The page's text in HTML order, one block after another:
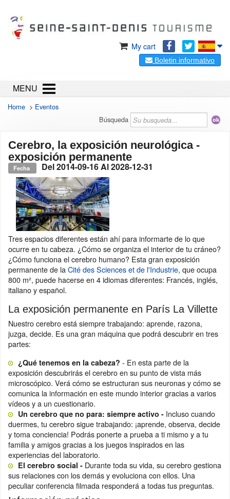
My cart
Boletin informativo
MENU
Home > Eventos
Búsqueda
Cerebro, la exposición neurológica -
exposición permanente
Fecha Del2014-09-16Al2028-12-31
Tres espacios diferentes están ahí para informarte de lo que
ocurre en tu cabeza. ¿Cómo se organiza el interior de tu cráneo?
¿Cómo funciona el cerebro humano? Esta gran exposición
permanente de laCité des Sciences et de l'Industrie, que ocupa
800 m², puede hacerse en 4 idiomas diferentes: Francés, inglés,
italiano y español.
La exposición permanente en París La Villette
Nuestro cerebro está siempre trabajando: aprende, razona,
juzga, decide. Es una gran máquina que podrá descubrir en tres
partes:
¿Qué tenemos en la cabeza? - En esta parte de la
exposición descubrirás el cerebro en su punto de vista más
microscópico. Verá cómo se estructuran sus neuronas y cómo se
comunica la información en este mundo interior gracias a varios
vídeos y a un cuestionario.
Un cerebro que no para: siempre activo - Incluso cuando
duermes, tu cerebro sigue trabajando: ¡aprende, observa, decide
y toma conciencia! Podrás ponerte a prueba a ti mismo y a tu
familia y amigos gracias a los juegos inspirados en las
experiencias del laboratorio.
El cerebro social - Durante toda su vida, su cerebro gestiona
sus relaciones con los demás y evoluciona con ellos. Una
peculiar conferencia filmada responderá a todas tus preguntas.